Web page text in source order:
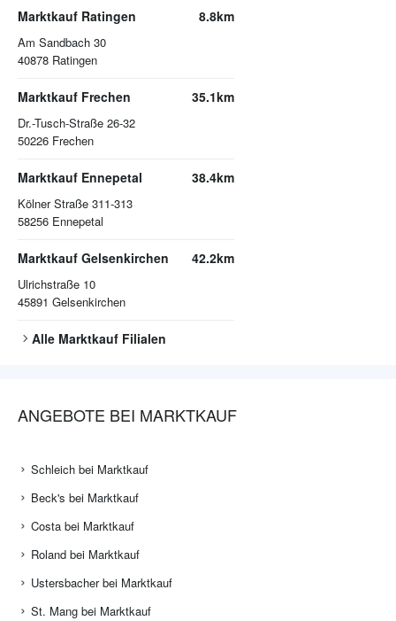
Marktkauf Ratingen
Am Sandbach 30
40878 Ratingen
8.8km
Marktkauf Frechen
Dr.-Tusch-Straße 26-32
50226 Frechen
35.1km
Marktkauf Ennepetal
Kölner Straße 311-313
58256 Ennepetal
38.4km
Marktkauf Gelsenkirchen
Ulrichstraße 10
45891 Gelsenkirchen
42.2km
Alle Marktkauf Filialen
ANGEBOTE BEI MARKTKAUF
Schleich bei Marktkauf
Beck's bei Marktkauf
Costa bei Marktkauf
Roland bei Marktkauf
Ustersbacher bei Marktkauf
St. Mang bei Marktkauf